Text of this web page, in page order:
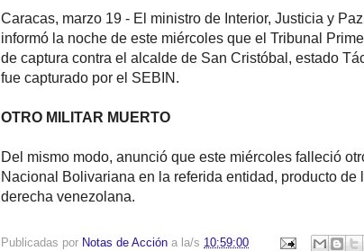
Caracas, marzo 19 - El ministro de Interior, Justicia y
informó la noche de este miércoles que el Tribunal
de captura contra el alcalde de San Cristóbal, estado
fue capturado por el SEBIN.
OTRO MILITAR MUERTO
Del mismo modo, anunció que este miércoles falleció
Nacional Bolivariana en la referida entidad, producto de
derecha venezolana.
Publicadas por Notas de Acción a la/s 10:59:00